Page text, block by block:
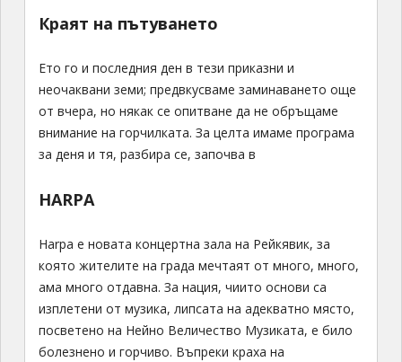
Краят на пътуването
Ето го и последния ден в тези приказни и
неочаквани земи; предвкусваме заминаването още
от вчера, но някак се опитване да не обръщаме
внимание на горчилката. За целта имаме програма
за деня и тя, разбира се, започва в
HARPA
Harpa е новата концертна зала на Рейкявик, за
която жителите на града мечтаят от много, много,
ама много отдавна. За нация, чиито основи са
изплетени от музика, липсата на адекватно място,
посветено на Нейно Величество Музиката, е било
болезнено и горчиво. Въпреки краха на